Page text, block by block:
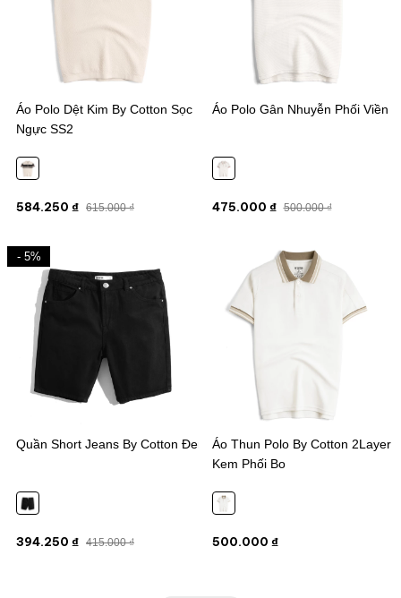
Áo Polo Dệt Kim By Cotton Sọc
Ngực SS2
584.250 ₫ 615.000 ₫
Áo Polo Gân Nhuyễn Phối Viền
475.000 ₫ 500.000 ₫
- 5%
Quần Short Jeans By Cotton Đen
394.250 ₫ 415.000 ₫
Áo Thun Polo By Cotton 2Layer
Kem Phối Bo
500.000 ₫